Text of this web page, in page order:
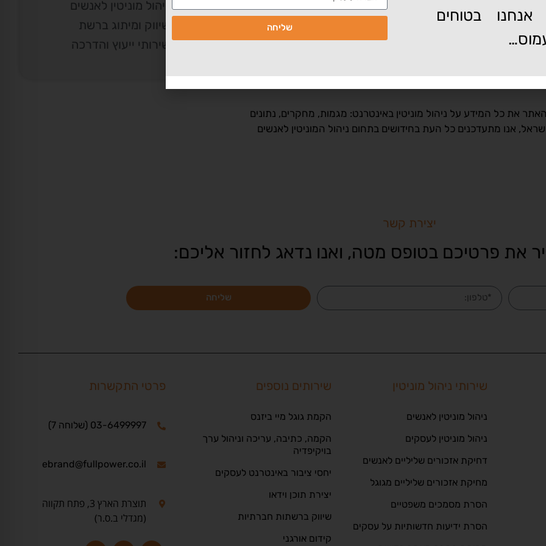
עד כמה העמוד רלוונטי עבורך?
את כל המידע על ניהול מוניטין באינטרנט: מגמות, מחקרים, נתונים
אנו מתעדכנים כל העת בחידושים בתחום ניהול המוניטין לאנשים
ניהול מוניטין לאנשים
שיווק ומיתוג ברשת
שירותי ייעוץ והדרכה
יצירת קשר
את פרטיכם בטופס מטה, ואנו נדאג לחזור אליכם:
שליחה
שירותי ניהול מוניטין
ניהול מוניטין לאנשים
ניהול מוניטין לעסקים
דחיקת אזכורים שליליים לאנשים
מחיקת אזכורים שליליים מגוגל
הסרת מסמכים משפטיים
הסרת ידיעות חדשותיות על עסקים
שירותים נוספים
הקמת גוגל מיי ביזנס
הקמה, כתיבה, עריכה וניהול ערך
בויקיפדיה
יחסי ציבור באינטרנט לעסקים
יצירת תוכן וידאו
שיווק ברשתות חברתיות
קידום אורגני
פרטי התקשרות
03-6499997 (שלוחה 7)
ebrand@fullpower.co.il
תוצרת הארץ 3, פתח תקווה
(מגדלי ב.ס.ר)
בטוחים
שליחה